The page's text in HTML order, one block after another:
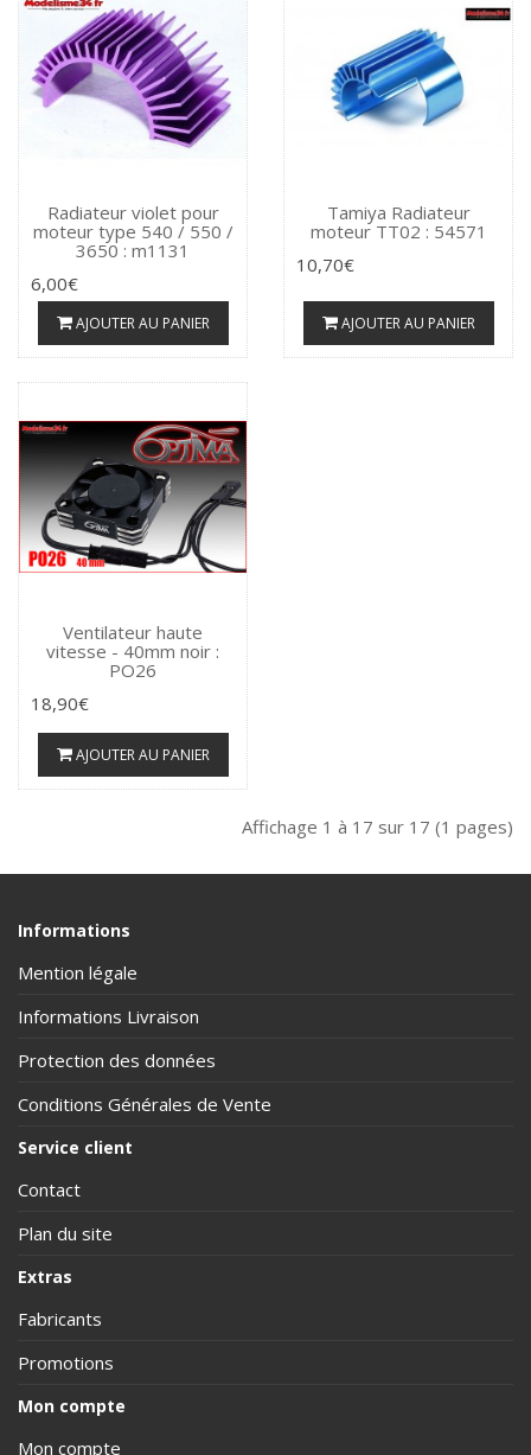
Radiateur violet pour
moteur type 540 / 550 /
3650 : m1131
6,00€
AJOUTER AU PANIER
Tamiya Radiateur
moteur TT02 : 54571
10,70€
AJOUTER AU PANIER
Ventilateur haute
vitesse - 40mm noir :
PO26
18,90€
AJOUTER AU PANIER
Affichage 1 à 17 sur 17 (1 pages)
Informations
Mention légale
Informations Livraison
Protection des données
Conditions Générales de Vente
Service client
Contact
Plan du site
Extras
Fabricants
Promotions
Mon compte
Mon compte